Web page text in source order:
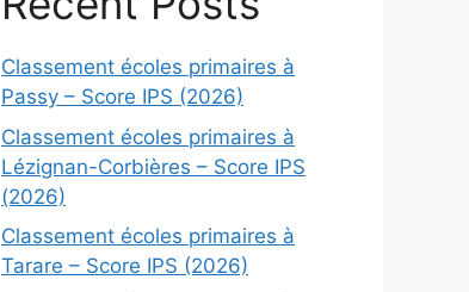
Classement écoles primaires à
Passy – Score IPS (2026)
Classement écoles primaires à
Lézignan-Corbières – Score IPS
(2026)
Classement écoles primaires à
Tarare – Score IPS (2026)